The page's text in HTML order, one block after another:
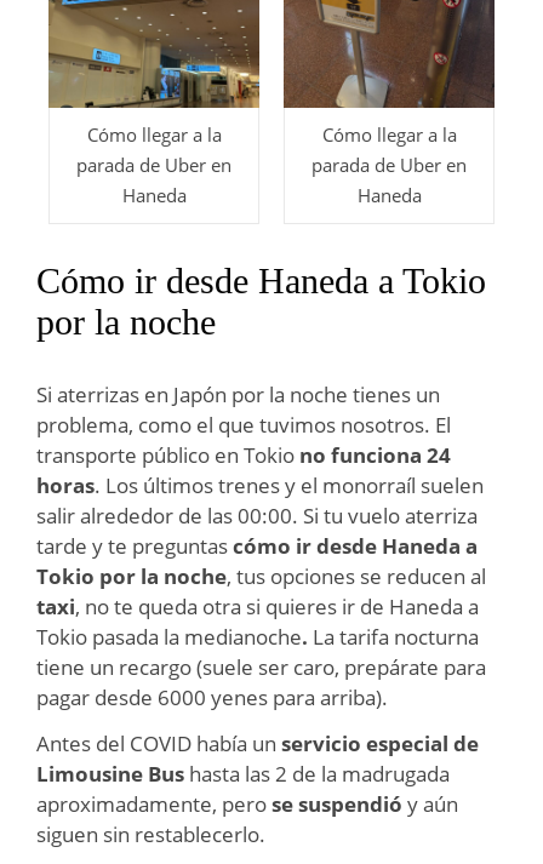
Cómo llegar a la
parada de Uber en
Haneda
Cómo llegar a la
parada de Uber en
Haneda
Cómo ir desde Haneda a Tokio
por la noche
Si aterrizas en Japón por la noche tienes un
problema, como el que tuvimos nosotros. El
transporte público en Tokio no funciona 24
horas. Los últimos trenes y el monorraíl suelen
salir alrededor de las 00:00. Si tu vuelo aterriza
tarde y te preguntascómo ir desde Haneda a
Tokio por la noche, tus opciones se reducen al
taxi, no te queda otra si quieres ir de Haneda a
Tokio pasada la medianoche. La tarifa nocturna
tiene un recargo (suele ser caro, prepárate para
pagar desde 6000 yenes para arriba).
Antes del COVID había un servicio especial de
Limousine Bus hasta las 2 de la madrugada
aproximadamente, perose suspendió y aún
siguen sin restablecerlo.